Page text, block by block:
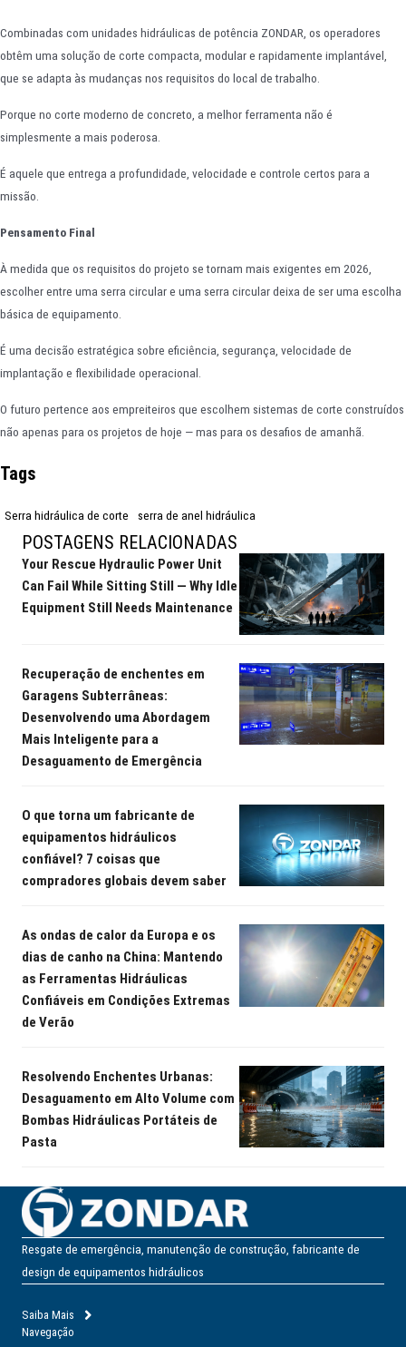
Combinadas com unidades hidráulicas de potência ZONDAR, os operadores
obtêm uma solução de corte compacta, modular e rapidamente implantável,
que se adapta às mudanças nos requisitos do local de trabalho.
Porque no corte moderno de concreto, a melhor ferramenta não é
simplesmente a mais poderosa.
É aquele que entrega a profundidade, velocidade e controle certos para a
missão.
Pensamento Final
À medida que os requisitos do projeto se tornam mais exigentes em 2026,
escolher entre uma serra circular e uma serra circular deixa de ser uma escolha
básica de equipamento.
É uma decisão estratégica sobre eficiência, segurança, velocidade de
implantação e flexibilidade operacional.
O futuro pertence aos empreiteiros que escolhem sistemas de corte construídos
não apenas para os projetos de hoje — mas para os desafios de amanhã.
Tags
Serra hidráulica de corte serra de anel hidráulica
POSTAGENS RELACIONADAS
Your Rescue Hydraulic Power Unit
Can Fail While Sitting Still — Why Idle
Equipment Still Needs Maintenance
Recuperação de enchentes em
Garagens Subterrâneas:
Desenvolvendo uma Abordagem
Mais Inteligente para a
Desaguamento de Emergência
O que torna um fabricante de
equipamentos hidráulicos
confiável? 7 coisas que
compradores globais devem saber
As ondas de calor da Europa e os
dias de canho na China: Mantendo
as Ferramentas Hidráulicas
Confiáveis em Condições Extremas
de Verão
Resolvendo Enchentes Urbanas:
Desaguamento em Alto Volume com
Bombas Hidráulicas Portáteis de
Pasta
Resgate de emergência, manutenção de construção, fabricante de
design de equipamentos hidráulicos
Saiba Mais
Navegação